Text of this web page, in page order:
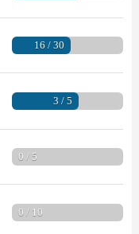
16 / 30
3 / 5
0 / 5
0 / 10